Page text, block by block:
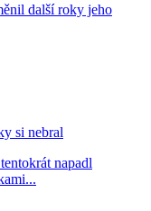
další roky jeho
si nebral
napadl